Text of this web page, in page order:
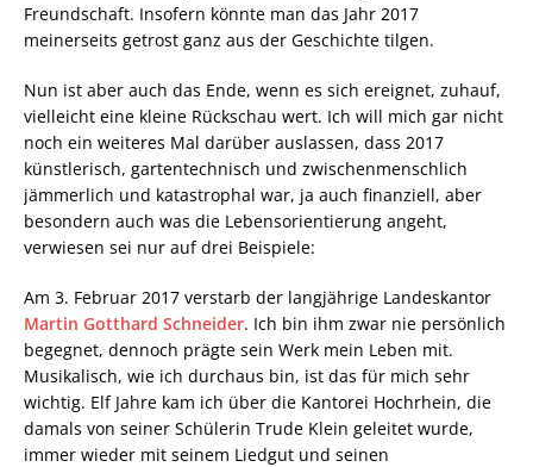
Freundschaft. Insofern könnte man das Jahr 2017
meinerseits getrost ganz aus der Geschichte tilgen.
Nun ist aber auch das Ende, wenn es sich ereignet, zuhauf,
vielleicht eine kleine Rückschau wert. Ich will mich gar nicht
noch ein weiteres Mal darüber auslassen, dass 2017
künstlerisch, gartentechnisch und zwischenmenschlich
jämmerlich und katastrophal war, ja auch finanziell, aber
besondern auch was die Lebensorientierung angeht,
verwiesen sei nur auf drei Beispiele:
Am 3. Februar 2017 verstarb der langjährige Landeskantor
Martin Gotthard Schneider. Ich bin ihm zwar nie persönlich
begegnet, dennoch prägte sein Werk mein Leben mit.
Musikalisch, wie ich durchaus bin, ist das für mich sehr
wichtig. Elf Jahre kam ich über die Kantorei Hochrhein, die
damals von seiner Schülerin Trude Klein geleitet wurde,
immer wieder mit seinem Liedgut und seinen